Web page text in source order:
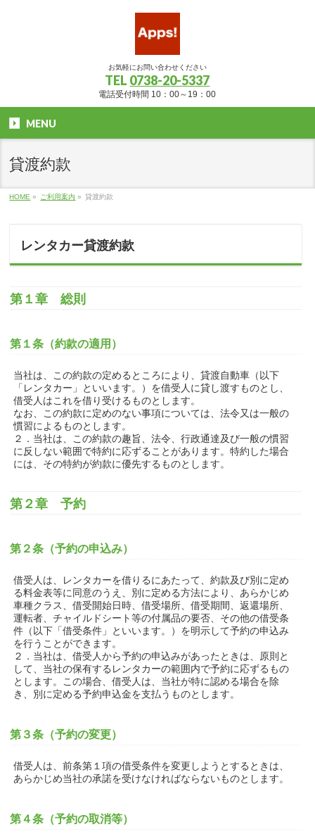
お気軽にお問い合わせください
TEL 0738-20-5337
電話受付時間 10：00～19：00
MENU
貸渡約款
HOME » ご利用案内 » 貸渡約款
レンタカー貸渡約款
第１章 総則
第１条（約款の適用）
当社は、この約款の定めるところにより、貸渡自動車（以下
「レンタカー」といいます。）を借受人に貸し渡すものとし、
借受人はこれを借り受けるものとします。
なお、この約款に定めのない事項については、法令又は一般の
慣習によるものとします。
２．当社は、この約款の趣旨、法令、行政通達及び一般の慣習
に反しない範囲で特約に応ずることがあります。特約した場合
には、その特約が約款に優先するものとします。
第２章 予約
第２条（予約の申込み）
借受人は、レンタカーを借りるにあたって、約款及び別に定め
る料金表等に同意のうえ、別に定める方法により、あらかじめ
車種クラス、借受開始日時、借受場所、借受期間、返還場所、
運転者、チャイルドシート等の付属品の要否、その他の借受条
件（以下「借受条件」といいます。）を明示して予約の申込み
を行うことができます。
２．当社は、借受人から予約の申込みがあったときは、原則と
して、当社の保有するレンタカーの範囲内で予約に応ずるもの
とします。この場合、借受人は、当社が特に認める場合を除
き、別に定める予約申込金を支払うものとします。
第３条（予約の変更）
借受人は、前条第１項の借受条件を変更しようとするときは、
あらかじめ当社の承諾を受けなければならないものとします。
第４条（予約の取消等）